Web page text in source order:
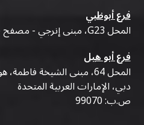
فرع أبوظبي
المحل G23، مبنى إنرجي - مصفح - M20 - أبوظبي
فرع أبو هيل
المحل 64، مبنى الشيخة
دبي، الإمارات العربية المتحدة
ص.ب: 99070